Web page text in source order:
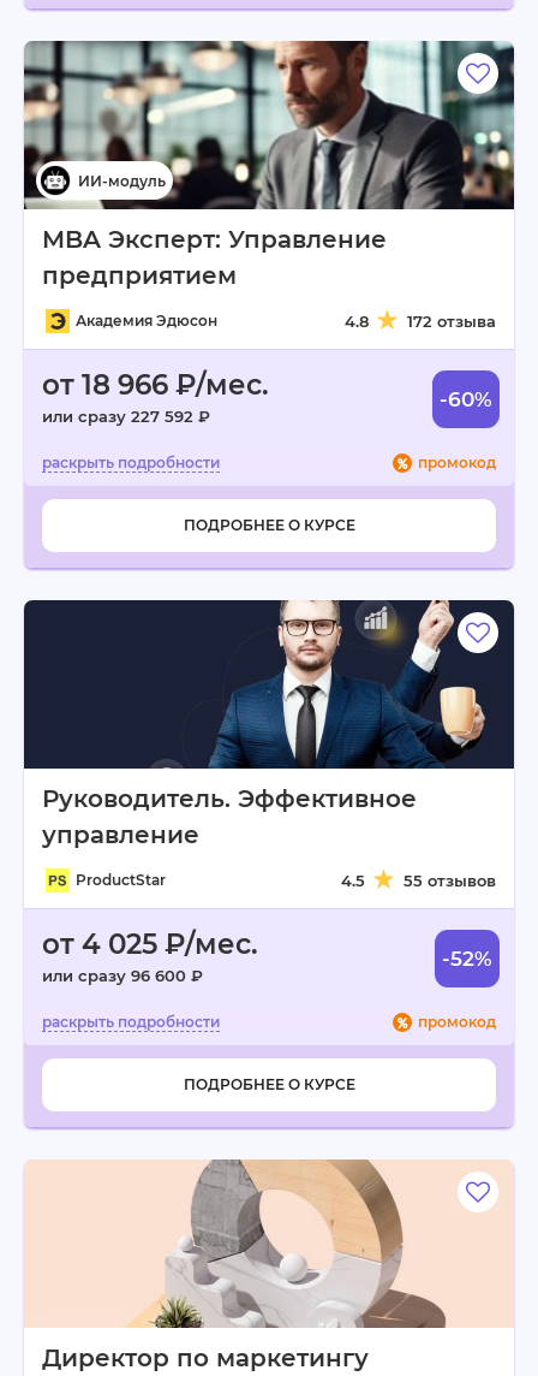
MBA Эксперт: Управление
предприятием
Академия Эдюсон 4.8 172 отзыва
от 18 966 ₽/мес.
или сразу 227 592 ₽
-60%
промокод
ПОДРОБНЕЕ О КУРСЕ
Руководитель. Эффективное
управление
ProductStar 4.5 55 отзывов
от 4 025 ₽/мес.
или сразу 96 600 ₽
-52%
промокод
ПОДРОБНЕЕ О КУРСЕ
Директор по маркетингу